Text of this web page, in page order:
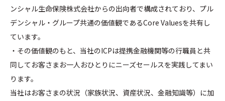
ンシャル生命保険株式会社からの出向者で構成されており、プル
デンシャル・グループ共通の価値観であるCore Valuesを共有し
ています。
・その価値観のもと、当社のICPは提携金融機関等の行職員と共
同してお客さまお一人おひとりにニーズセールスを実践してまい
ります。
当社はお客さまの状況（家族状況、資産状況、金融知識等）に加